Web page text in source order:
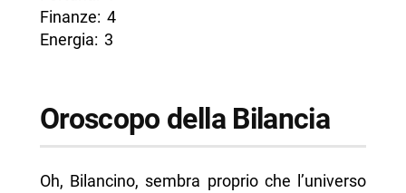
Finanze: 4
Energia: 3
Oroscopo della Bilancia
Oh, Bilancino, sembra proprio che l’universo